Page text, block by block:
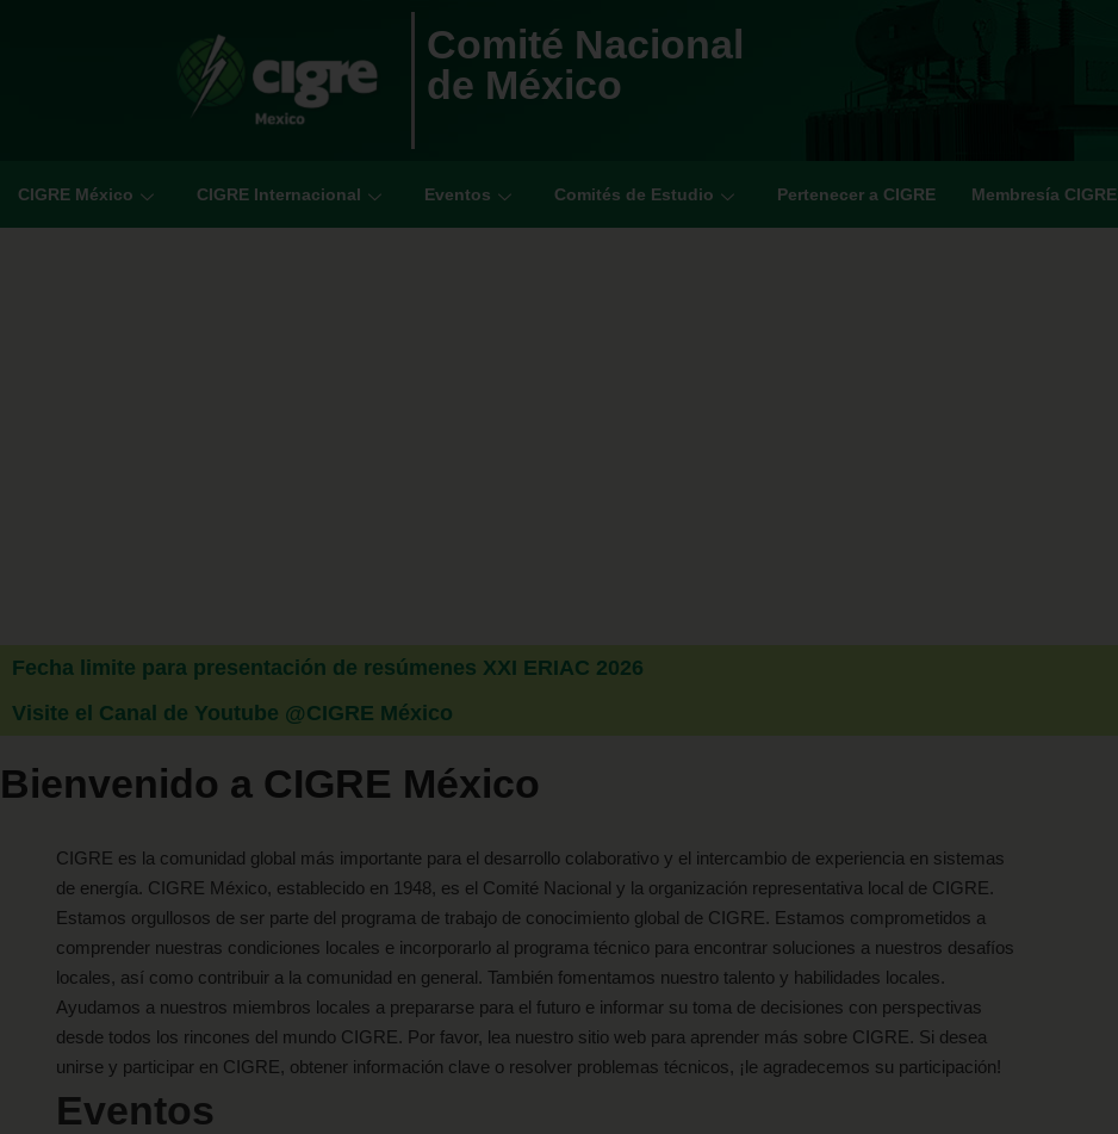
Comité Nacional
de México
CIGRE México CIGRE Internacional Eventos Comités de Estudio Pertenecer a CIGRE Membresía CIGRE
Fecha limite para presentación de resúmenes XXI ERIAC 2026
Visite el Canal de Youtube @CIGRE México
Bienvenido a CIGRE México
CIGRE es la comunidad global más importante para el desarrollo colaborativo y el intercambio de experiencia en sistemas
de energía. CIGRE México, establecido en 1948, es el Comité Nacional y la organización representativa local de CIGRE.
Estamos orgullosos de ser parte del programa de trabajo de conocimiento global de CIGRE. Estamos comprometidos a
comprender nuestras condiciones locales e incorporarlo al programa técnico para encontrar soluciones a nuestros desafíos
locales, así como contribuir a la comunidad en general. También fomentamos nuestro talento y habilidades locales.
Ayudamos a nuestros miembros locales a prepararse para el futuro e informar su toma de decisiones con perspectivas
desde todos los rincones del mundo CIGRE. Por favor, lea nuestro sitio web para aprender más sobre CIGRE. Si desea
unirse y participar en CIGRE, obtener información clave o resolver problemas técnicos, ¡le agradecemos su participación!
Eventos